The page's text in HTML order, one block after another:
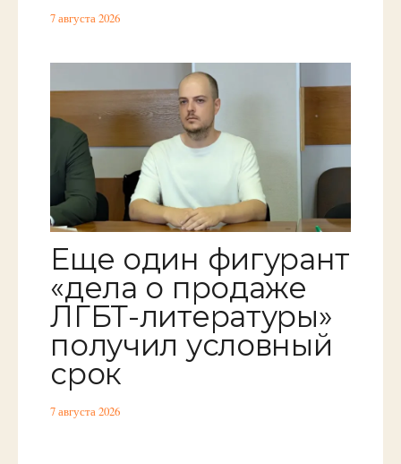
7 августа 2026
Еще один фигурант
«дела о продаже
ЛГБТ-литературы»
получил условный
срок
7 августа 2026